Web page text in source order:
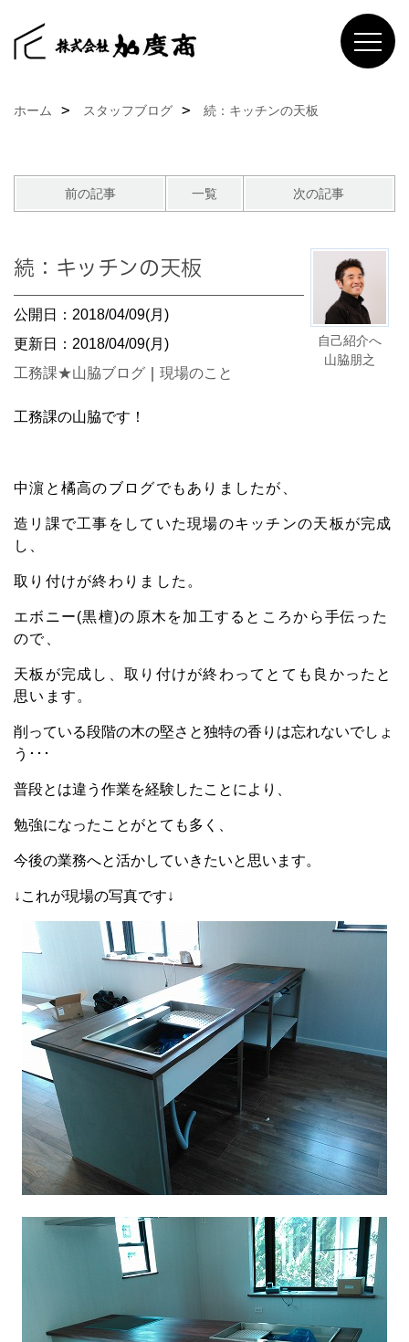
ホーム スタッフブログ 続：キッチンの天板
前の記事 一覧 次の記事
自己紹介へ
山脇朋之
続：キッチンの天板
公開日：2018/04/09(月)
更新日：2018/04/09(月)
工務課★山脇ブログ
現場のこと
工務課の山脇です！
中濵と橘高のブログでもありましたが、
造リ課で工事をしていた現場のキッチンの天板が完成
し、
取り付けが終わりました。
エボニー(黒檀)の原木を加工するところから手伝った
ので、
天板が完成し、取り付けが終わってとても良かったと
思います。
削っている段階の木の堅さと独特の香りは忘れないでしょ
う･･･
普段とは違う作業を経験したことにより、
勉強になったことがとても多く、
今後の業務へと活かしていきたいと思います。
↓これが現場の写真です↓